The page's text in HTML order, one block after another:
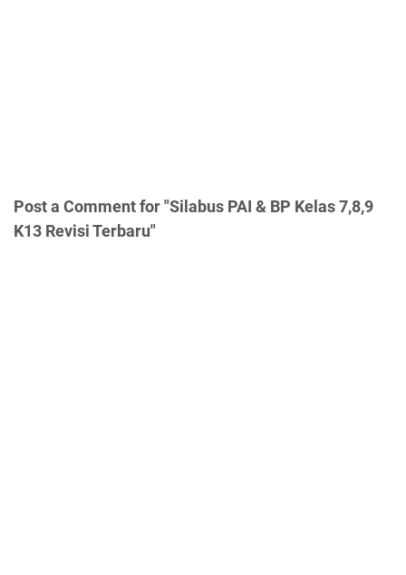
Post a Comment for "Silabus PAI & BP Kelas 7,8,9
K13 Revisi Terbaru"